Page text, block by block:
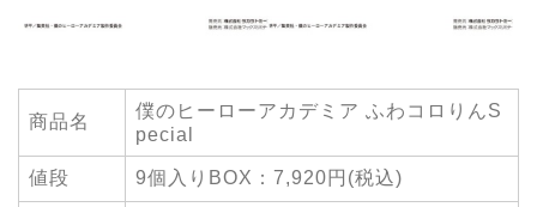
商品名
僕のヒーローアカデミア ふわコロりんS
pecial
値段 9個入りBOX：7,920円(税込)